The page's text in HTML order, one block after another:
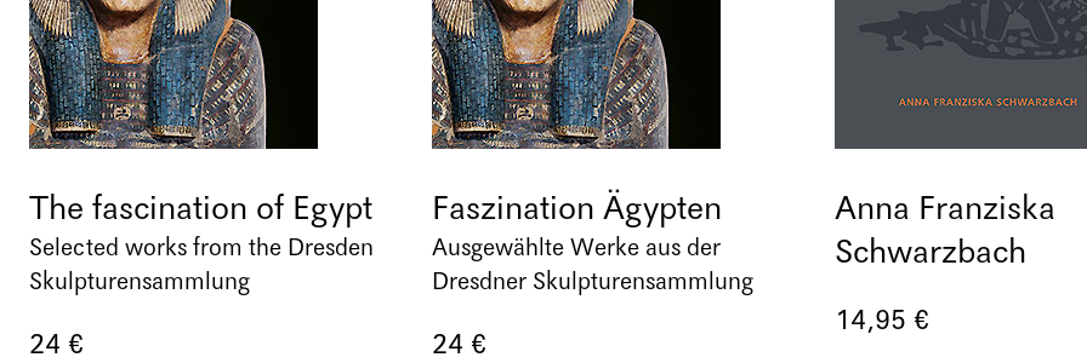
The fascination of Egypt
Selected works from the Dresden
Skulpturensammlung
24 €
Faszination Ägypten
Ausgewählte Werke aus der
Dresdner Skulpturensammlung
24 €
Anna Franziska
Schwarzbach
14,95 €